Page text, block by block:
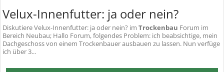
Velux-Innenfutter: ja oder nein?
DiskutiereVelux-Innenfutter: ja oder nein? im Trockenbau Forum im
Bereich Neubau; Hallo Forum, folgendes Problem: ich beabsichtige, mein
Dachgeschoss von einem Trockenbauer ausbauen zu lassen. Nun verfüge
ich über 3...